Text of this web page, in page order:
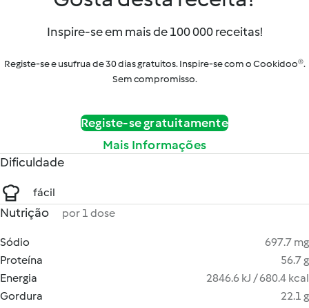
Inspire-se em mais de 100 000 receitas!
Registe-se e usufrua de 30 dias gratuitos. Inspire-se com o Cookidoo®.
Sem compromisso.
Registe-se gratuitamente
Mais Informações
Dificuldade
fácil
Nutrição por 1 dose
Sódio
697.7 mg
Proteína
56.7 g
Energia
2846.6 kJ / 680.4 kcal
Gordura
22.1 g